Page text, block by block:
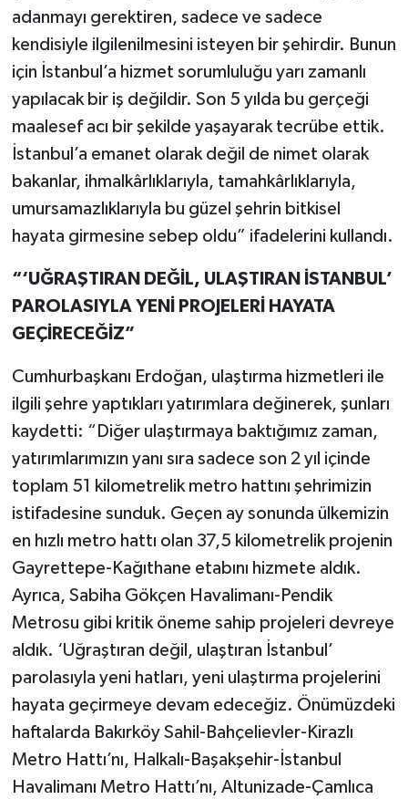
adanmayı gerektiren, sadece ve sadece
kendisiyle ilgilenilmesini isteyen bir şehirdir. Bunun
için İstanbul’a hizmet sorumluluğu yarı zamanlı
yapılacak bir iş değildir. Son 5 yılda bu gerçeği
maalesef acı bir şekilde yaşayarak tecrübe ettik.
İstanbul’a emanet olarak değil de nimet olarak
bakanlar, ihmalkârlıklarıyla, tamahkârlıklarıyla,
umursamazlıklarıyla bu güzel şehrin bitkisel
hayata girmesine sebep oldu” ifadelerini kullandı.
“‘UĞRAŞTIRAN DEĞİL, ULAŞTIRAN İSTANBUL’
PAROLASIYLA YENİ PROJELERİ HAYATA
GEÇİRECEĞİZ”
Cumhurbaşkanı Erdoğan, ulaştırma hizmetleri ile
ilgili şehre yaptıkları yatırımlara değinerek, şunları
kaydetti: “Diğer ulaştırmaya baktığımız zaman,
yatırımlarımızın yanı sıra sadece son 2 yıl içinde
toplam 51 kilometrelik metro hattını şehrimizin
istifadesine sunduk. Geçen ay sonunda ülkemizin
en hızlı metro hattı olan 37,5 kilometrelik projenin
Gayrettepe-Kağıthane etabını hizmete aldık.
Ayrıca, Sabiha Gökçen Havalimanı-Pendik
Metrosu gibi kritik öneme sahip projeleri devreye
aldık. ‘Uğraştıran değil, ulaştıran İstanbul’
parolasıyla yeni hatları, yeni ulaştırma projelerini
hayata geçirmeye devam edeceğiz. Önümüzdeki
haftalarda Bakırköy Sahil-Bahçelievler-Kirazlı
Metro Hattı’nı, Halkalı-Başakşehir-İstanbul
Havalimanı Metro Hattı’nı, Altunizade-Çamlıca